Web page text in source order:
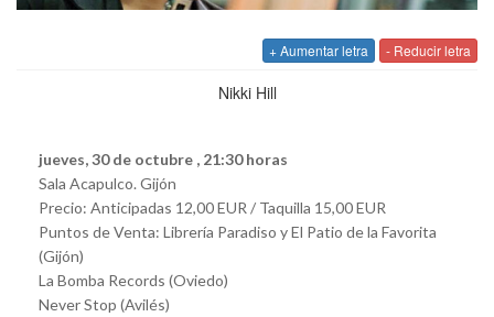
+ Aumentar letra - Reducir letra
Nikki Hill
jueves, 30 de octubre , 21:30 horas
Sala Acapulco. Gijón
Precio: Anticipadas 12,00 EUR / Taquilla 15,00 EUR
Puntos de Venta: Librería Paradiso y El Patio de la Favorita
(Gijón)
La Bomba Records (Oviedo)
Never Stop (Avilés)